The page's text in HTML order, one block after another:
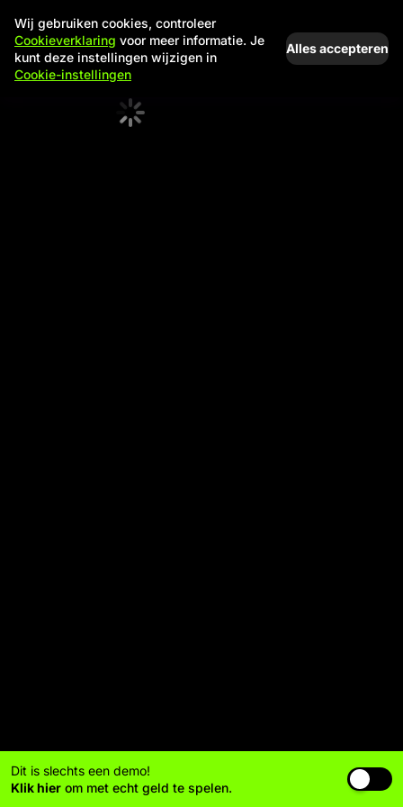
Dit is slechts een demo!
Klik hier om met echt geld te spelen.
Wij gebruiken cookies, controleer
Cookieverklaring voor meer informatie. Je
kunt deze instellingen wijzigen in
Cookie-instellingen
Alles accepteren